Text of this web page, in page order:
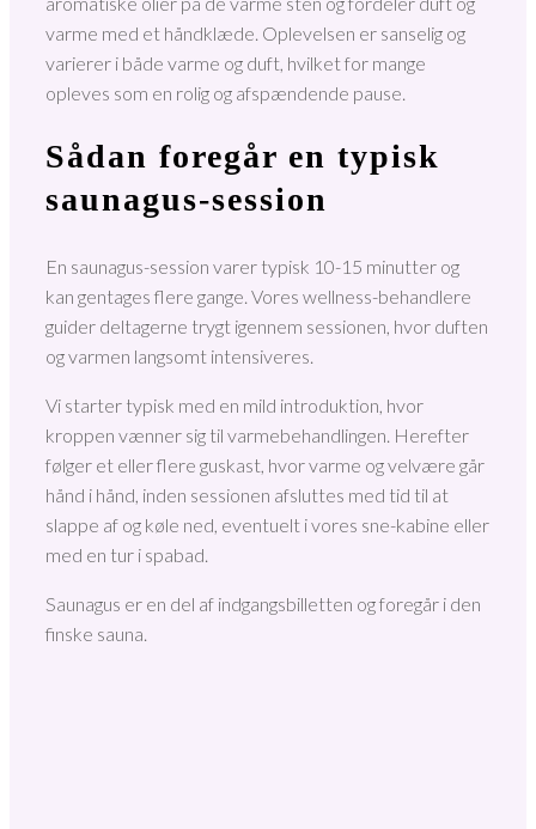
varme med et håndklæde. Oplevelsen er sanselig og
varierer i både varme og duft, hvilket for mange
opleves som en rolig og afspændende pause.
Sådan foregår en typisk
saunagus-session
En saunagus-session varer typisk 10-15 minutter og
kan gentages flere gange. Vores wellness-behandlere
guider deltagerne trygt igennem sessionen, hvor duften
og varmen langsomt intensiveres.
Vi starter typisk med en mild introduktion, hvor
kroppen vænner sig til varmebehandlingen. Herefter
følger et eller flere guskast, hvor varme og velvære går
hånd i hånd, inden sessionen afsluttes med tid til at
slappe af og køle ned, eventuelt i vores sne-kabine eller
med en tur i spabad.
Saunagus er en del af indgangsbilletten og foregår i den
finske sauna.